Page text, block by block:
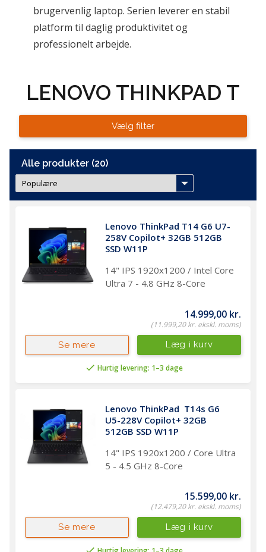
brugervenlig laptop. Serien leverer en stabil
platform til daglig produktivitet og
professionelt arbejde.
LENOVO THINKPAD T
Vælg filter
Alle produkter (20)
Lenovo ThinkPad T14 G6 U7-
258V Copilot+ 32GB 512GB
SSD W11P
14" IPS 1920x1200 / Intel Core
Ultra 7 - 4.8 GHz 8-Core
14.999,00 kr.
(11.999,20 kr. ekskl. moms)
Hurtig levering: 1–3 dage
Læg i kurv
Se mere
Lenovo ThinkPad  T14s G6
U5-228V Copilot+ 32GB
512GB SSD W11P
14" IPS 1920x1200 / Core Ultra
5 - 4.5 GHz 8-Core
15.599,00 kr.
(12.479,20 kr. ekskl. moms)
Læg i kurv
Se mere